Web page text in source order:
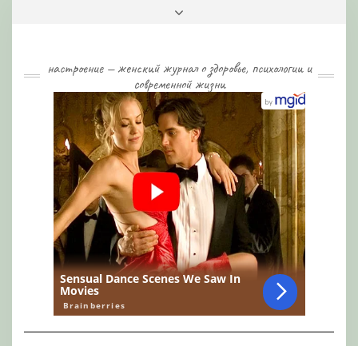
настроение — женский журнал о здоровье, психологии и
современной жизни